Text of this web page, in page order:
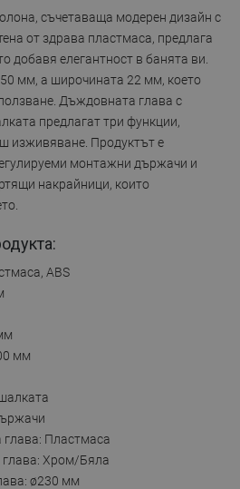
съчетаваща модерен дизайн с
от здрава пластмаса, предлага
добавя елегантност в банята ви.
мм, а широчината 22 мм, което
Дъждовната глава с
предлагат три функции,
изживяване. Продуктът е
монтажни държачи и
накрайници, които
ABS
мм
Пластмаса
Хром/Бяла
ø230 мм